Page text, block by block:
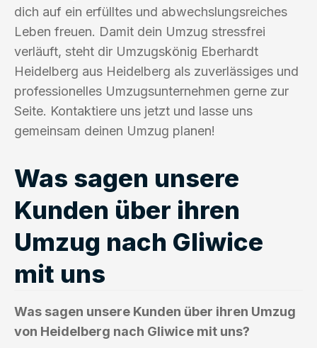
dich auf ein erfülltes und abwechslungsreiches
Leben freuen. Damit dein Umzug stressfrei
verläuft, steht dir Umzugskönig Eberhardt
Heidelberg aus Heidelberg als zuverlässiges und
professionelles Umzugsunternehmen gerne zur
Seite. Kontaktiere uns jetzt und lasse uns
gemeinsam deinen Umzug planen!
Was sagen unsere
Kunden über ihren
Umzug nach Gliwice
mit uns
Was sagen unsere Kunden über ihren Umzug
von Heidelberg nach Gliwice mit uns?